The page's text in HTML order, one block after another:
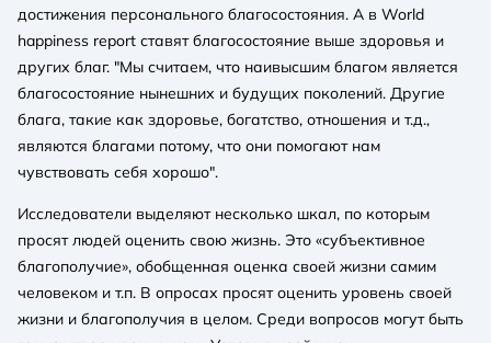
достижения персонального благосостояния. А в World
happiness report ставят благосостояние выше здоровья и
других благ. "Мы считаем, что наивысшим благом является
благосостояние нынешних и будущих поколений. Другие
блага, такие как здоровье, богатство, отношения и т.д.,
являются благами потому, что они помогают нам
чувствовать себя хорошо".
Исследователи выделяют несколько шкал, по которым
просят людей оценить свою жизнь. Это «субъективное
благополучие», обобщенная оценка своей жизни самим
человеком и т.п. В опросах просят оценить уровень своей
жизни и благополучия в целом. Среди вопросов могут быть